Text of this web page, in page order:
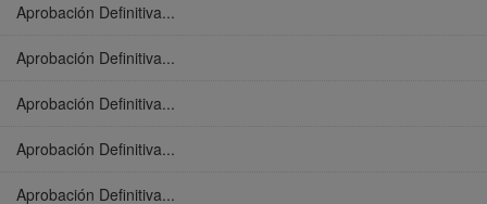
Aprobación Definitiva...
Aprobación Definitiva...
Aprobación Definitiva...
Aprobación Definitiva...
Aprobación Definitiva...